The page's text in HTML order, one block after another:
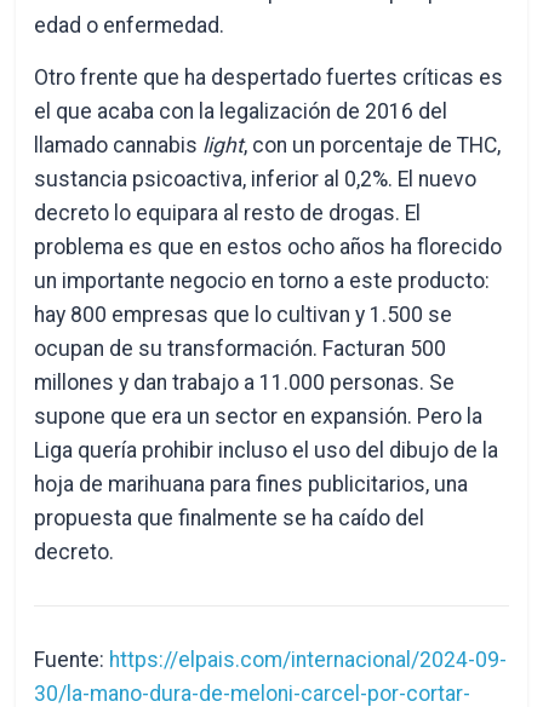
edad o enfermedad.
Otro frente que ha despertado fuertes críticas es
el que acaba con la legalización de 2016 del
llamado cannabis light, con un porcentaje de THC,
sustancia psicoactiva, inferior al 0,2%. El nuevo
decreto lo equipara al resto de drogas. El
problema es que en estos ocho años ha florecido
un importante negocio en torno a este producto:
hay 800 empresas que lo cultivan y 1.500 se
ocupan de su transformación. Facturan 500
millones y dan trabajo a 11.000 personas. Se
supone que era un sector en expansión. Pero la
Liga quería prohibir incluso el uso del dibujo de la
hoja de marihuana para fines publicitarios, una
propuesta que finalmente se ha caído del
decreto.
Fuente: https://elpais.com/internacional/2024-09-
30/la-mano-dura-de-meloni-carcel-por-cortar-